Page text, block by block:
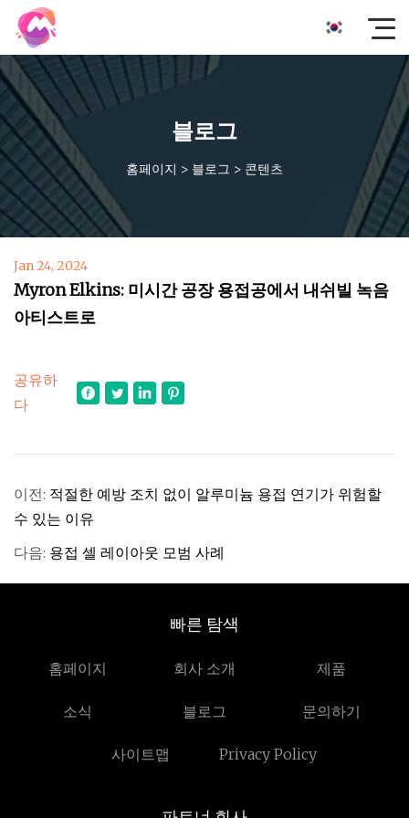
블로그
홈페이지 > 블로그 > 콘텐츠
Jan 24, 2024
Myron Elkins: 미시간 공장 용접공에서 내쉬빌 녹음
아티스트로
공유하
다
이전: 적절한 예방 조치 없이 알루미늄 용접 연기가 위험할
수 있는 이유
다음: 용접 셀 레이아웃 모범 사례
빠른 탐색
홈페이지 회사 소개 제품
소식 블로그 문의하기
사이트맵 Privacy Policy